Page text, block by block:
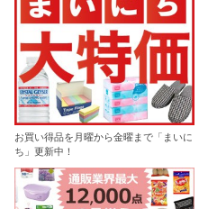
お買い得品を月曜から金曜まで「まいに
ち」更新中！